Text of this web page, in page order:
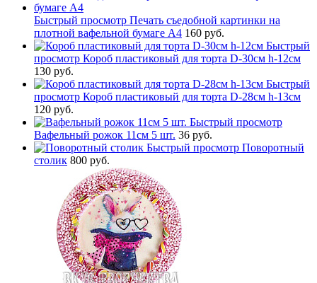
Быстрый просмотр Печать съедобной картинки на
плотной вафельной бумаге А4 160 руб.
Быстрый
просмотр Короб пластиковый для торта D-30см h-12см
130 руб.
Быстрый
просмотр Короб пластиковый для торта D-28см h-13см
120 руб.
Быстрый просмотр
Вафельный рожок 11см 5 шт. 36 руб.
Быстрый просмотр Поворотный
столик 800 руб.